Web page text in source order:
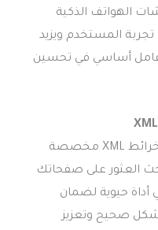
الهواتف الذكية
تجربة المستخدم ويزيد
عامل أساسي في تحسين
نحن في منصة برق نقوم بإنشاء خرائط XML مخصصة
العثور على صفحاتك
أداة حيوية لضمان
صحيح وتعزيز